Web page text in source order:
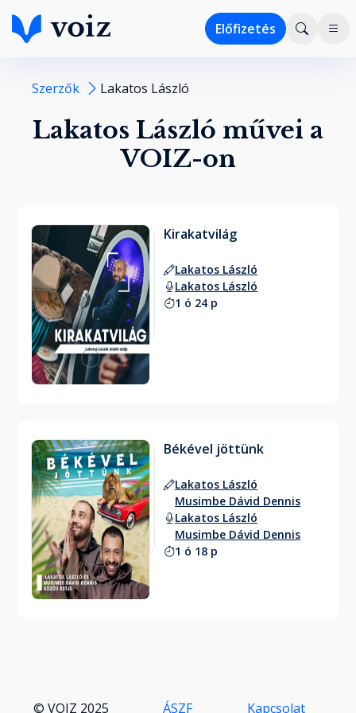
Előfizetés
Szerzők Lakatos László
Lakatos László művei a
VOIZ-on
Kirakatvilág
Lakatos László
Lakatos László
1 ó 24 p
Békével jöttünk
Lakatos László
Musimbe Dávid Dennis
Lakatos László
Musimbe Dávid Dennis
1 ó 18 p
© VOIZ 2025 ÁSZF Kapcsolat